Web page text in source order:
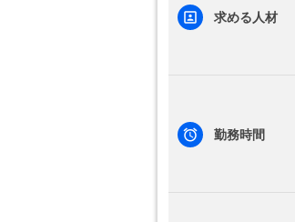
求める人材
勤務時間